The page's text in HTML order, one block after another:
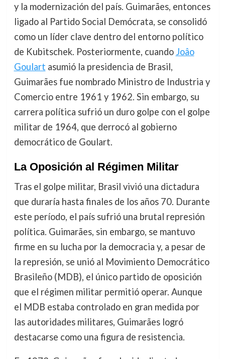
y la modernización del país. Guimarães, entonces
ligado al Partido Social Demócrata, se consolidó
como un líder clave dentro del entorno político
de Kubitschek. Posteriormente, cuando Joâo
Goulart asumió la presidencia de Brasil,
Guimarães fue nombrado Ministro de Industria y
Comercio entre 1961 y 1962. Sin embargo, su
carrera política sufrió un duro golpe con el golpe
militar de 1964, que derrocó al gobierno
democrático de Goulart.
La Oposición al Régimen Militar
Tras el golpe militar, Brasil vivió una dictadura
que duraría hasta finales de los años 70. Durante
este período, el país sufrió una brutal represión
política. Guimarães, sin embargo, se mantuvo
firme en su lucha por la democracia y, a pesar de
la represión, se unió al Movimiento Democrático
Brasileño (MDB), el único partido de oposición
que el régimen militar permitió operar. Aunque
el MDB estaba controlado en gran medida por
las autoridades militares, Guimarães logró
destacarse como una figura de resistencia.